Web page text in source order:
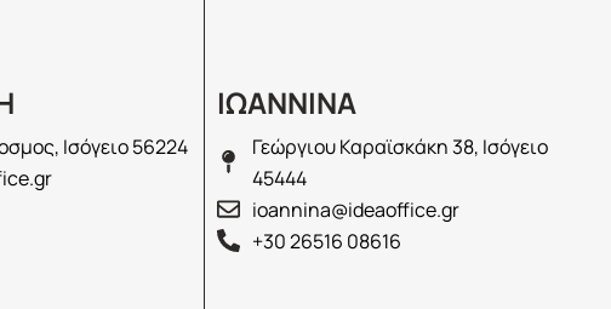
Ισόγειο 56224
ΙΩΑΝΝΙΝΑ
Γεώργιου Καραϊσκάκη 38, Ισόγειο
45444
ioannina@ideaoffice.gr
+30 26516 08616